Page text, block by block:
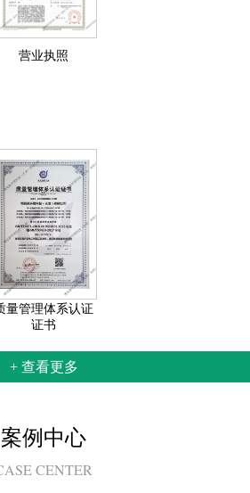
营业执照
量管理体系认证
证书
+ 查看更多
案例中心
CENTER